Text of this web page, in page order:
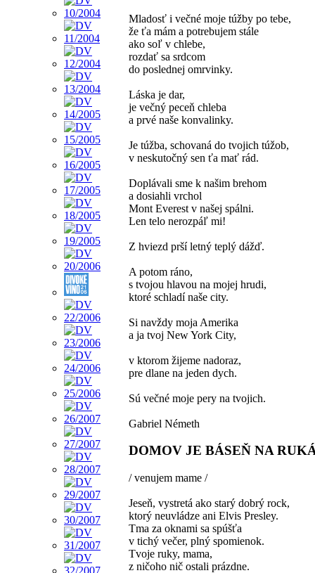
Mladosť i večné moje túžby po tebe,
že ťa mám a potrebujem stále
ako soľ v chlebe,
rozdať sa srdcom
do poslednej omrvinky.
Láska je dar,
je večný peceň chleba
a prvé naše konvalinky.
Je túžba, schovaná do tvojich túžob,
v neskutočný sen ťa mať rád.
Doplávali sme k našim brehom
a dosiahli vrchol
Mont Everest v našej spálni.
Len telo nerozpáľ mi!
Z hviezd prší letný teplý dážď.
A potom ráno,
s tvojou hlavou na mojej hrudi,
ktoré schladí naše city.
Si navždy moja Amerika
a ja tvoj New York City,
v ktorom žijeme nadoraz,
pre dlane na jeden dych.
Sú večné moje pery na tvojich.
Gabriel Németh
DOMOV JE BÁSEŇ NA
/ venujem mame /
Jeseň, vystretá ako starý dobrý rock,
ktorý neuvládze ani Elvis Presley.
Tma za oknami sa spúšťa
v tichý večer, plný spomienok.
Tvoje ruky, mama,
z ničoho nič ostali prázdne.